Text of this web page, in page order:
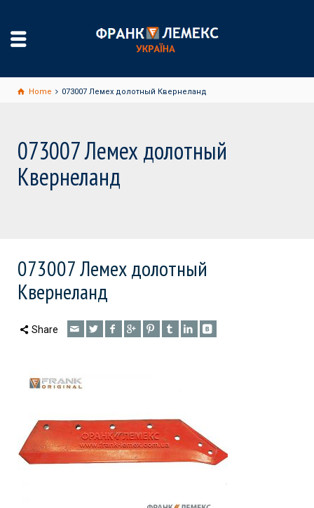
Home 073007 Лемех долотный Квернеланд
073007 Лемех долотный
Квернеланд
073007 Лемех долотный
Квернеланд
Share